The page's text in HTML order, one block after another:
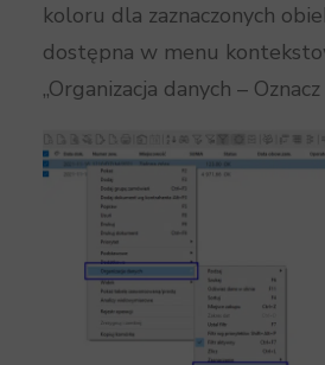
koloru dla zaznaczonych
dostępna w menu
„Organizacja danych – Oznacz